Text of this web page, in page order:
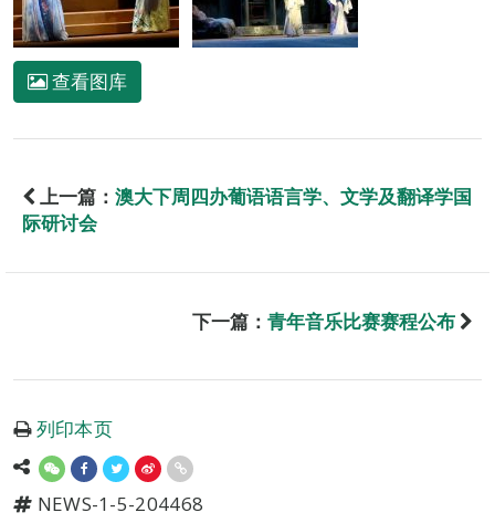
查看图库
上一篇： 澳大下周四办葡语语言学、文学及翻译学国
际研讨会
下一篇： 青年音乐比赛赛程公布
列印本页
NEWS-1-5-204468